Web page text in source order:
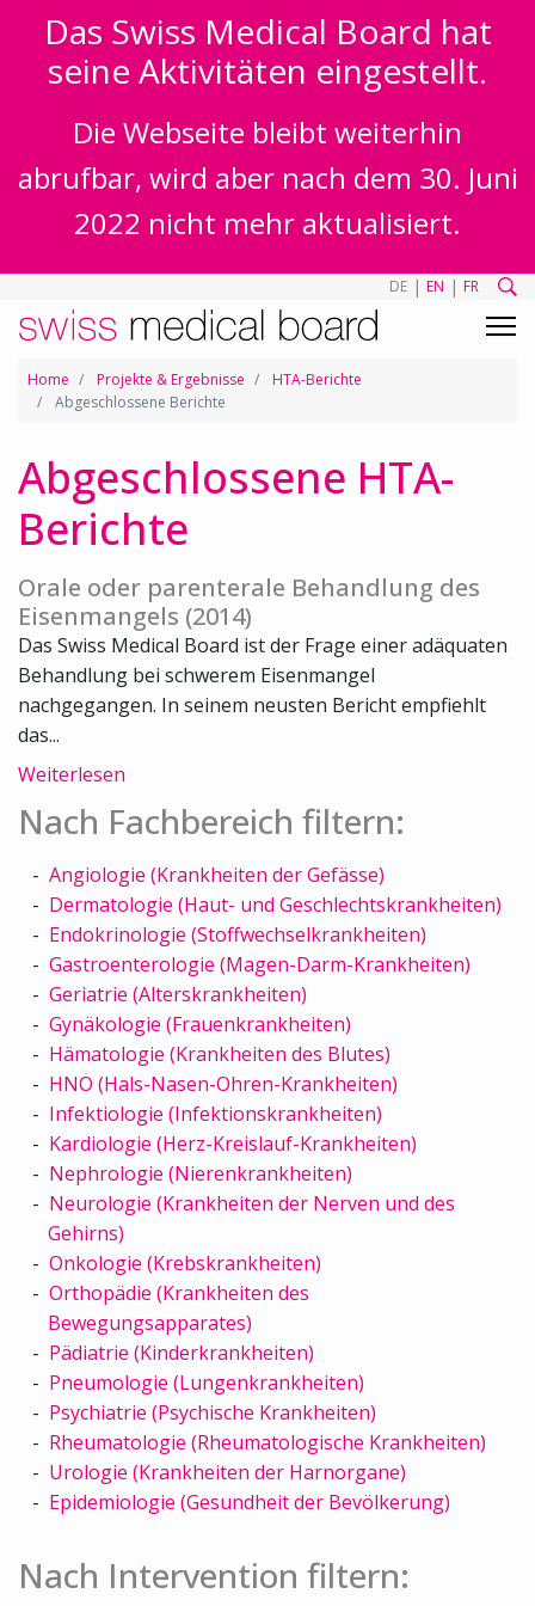
Das Swiss Medical Board hat
seine Aktivitäten eingestellt.
Die Webseite bleibt weiterhin
abrufbar, wird aber nach dem 30. Juni
2022 nicht mehr aktualisiert.
DE | EN | FR
Home Projekte & Ergebnisse
HTA-Berichte
Abgeschlossene Berichte
Abgeschlossene HTA-
Berichte
Orale oder parenterale Behandlung des
Eisenmangels (2014)
Das Swiss Medical Board ist der Frage einer adäquaten
Behandlung bei schwerem Eisenmangel
nachgegangen. In seinem neusten Bericht empfiehlt
das...
Weiterlesen
Nach Fachbereich filtern:
Angiologie (Krankheiten der Gefässe)
Dermatologie (Haut- und Geschlechtskrankheiten)
Endokrinologie (Stoffwechselkrankheiten)
Gastroenterologie (Magen-Darm-Krankheiten)
Geriatrie (Alterskrankheiten)
Gynäkologie (Frauenkrankheiten)
Hämatologie (Krankheiten des Blutes)
HNO (Hals-Nasen-Ohren-Krankheiten)
Infektiologie (Infektionskrankheiten)
Kardiologie (Herz-Kreislauf-Krankheiten)
Nephrologie (Nierenkrankheiten)
Neurologie (Krankheiten der Nerven und des
Gehirns)
Onkologie (Krebskrankheiten)
Orthopädie (Krankheiten des
Bewegungsapparates)
Pädiatrie (Kinderkrankheiten)
Pneumologie (Lungenkrankheiten)
Psychiatrie (Psychische Krankheiten)
Rheumatologie (Rheumatologische Krankheiten)
Urologie (Krankheiten der Harnorgane)
Epidemiologie (Gesundheit der Bevölkerung)
Nach Intervention filtern: